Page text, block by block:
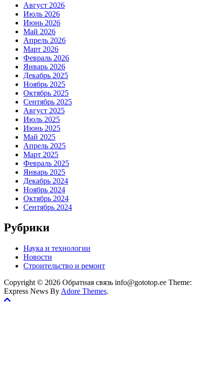
Август 2026
Июль 2026
Июнь 2026
Май 2026
Апрель 2026
Март 2026
Февраль 2026
Январь 2026
Декабрь 2025
Ноябрь 2025
Октябрь 2025
Сентябрь 2025
Август 2025
Июль 2025
Июнь 2025
Май 2025
Апрель 2025
Март 2025
Февраль 2025
Январь 2025
Декабрь 2024
Ноябрь 2024
Октябрь 2024
Сентябрь 2024
Рубрики
Наука и технологии
Новости
Строительство и ремонт
Copyright © 2026 Обратная связь info@gototop.ee Theme:
Express News By Adore Themes.